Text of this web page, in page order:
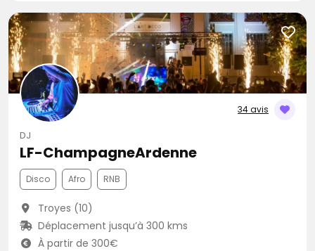
34 avis
DJ
LF-ChampagneArdenne
Disco Afro RNB
Troyes (10)
Déplacement jusqu’à 300 kms
À partir de 300€